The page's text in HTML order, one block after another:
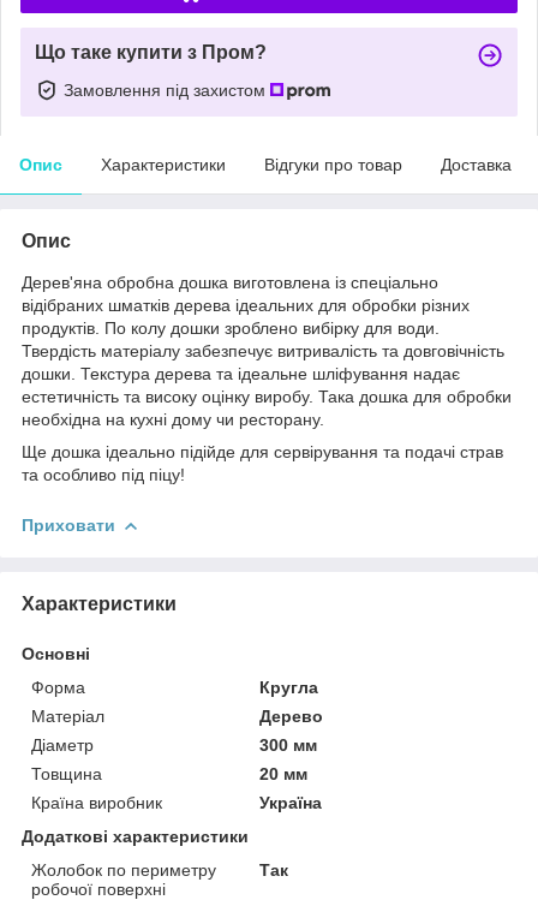
Що таке купити з Пром?
Замовлення під захистом
Опис Характеристики Відгуки про товар Доставка
Опис
Дерев'яна обробна дошка виготовлена із спеціально
відібраних шматків дерева ідеальних для обробки різних
продуктів. По колу дошки зроблено вибірку для води.
Твердість матеріалу забезпечує витривалість та довговічність
дошки. Текстура дерева та ідеальне шліфування надає
естетичність та високу оцінку виробу. Така дошка для обробки
необхідна на кухні дому чи ресторану.
Ще дошка ідеально підійде для сервірування та подачі страв
та особливо під піцу!
Приховати
Характеристики
Основні
Форма
Кругла
Матеріал
Дерево
Діаметр
300 мм
Товщина
20 мм
Країна виробник
Україна
Додаткові характеристики
Жолобок по периметру
робочої поверхні
Так